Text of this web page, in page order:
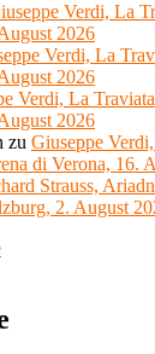
Verdi, La
2026
Verdi, La
2026
Verdi, La Traviata
2026
zu Giuseppe
di Verona, 16.
Strauss,
2. August